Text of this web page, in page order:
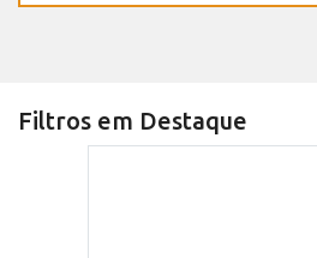
Filtros em Destaque